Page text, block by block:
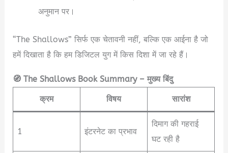
अनुमान पर।
“The Shallows” सिर्फ एक चेतावनी नहीं, बल्कि एक आईना है जो
हमें दिखाता है कि हम डिजिटल युग में किस दिशा में जा रहे हैं।
🧭 The Shallows Book Summary – मुख्य बिंदु
क्रम विषय सारांश
1 इंटरनेट का प्रभाव
दिमाग की गहराई
घट रही है